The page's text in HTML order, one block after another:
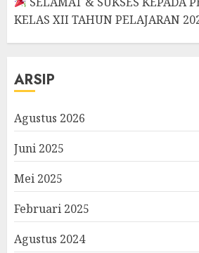
KELAS XII TAHUN PELAJARAN
ARSIP
Agustus 2026
Juni 2025
Mei 2025
Februari 2025
Agustus 2024